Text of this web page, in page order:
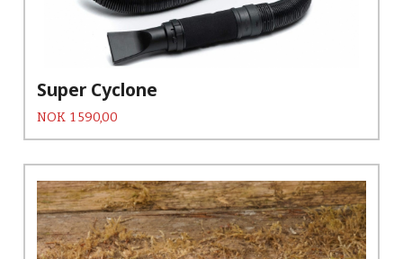
Super Cyclone
Pris
NOK 1 590,00